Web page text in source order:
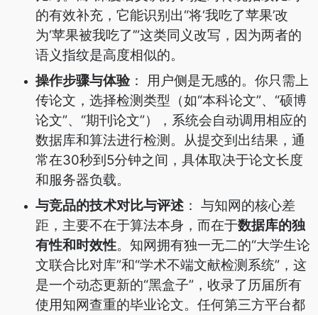
的有效补充，它能识别出“将‘我吃了苹果’改
为‘苹果被我吃了’”这类同义改写，因为两者的
语义指纹是高度相似的。
操作步骤与体验： 用户侧是无感的。你只需上
传论文，选择检测类型（如“本科论文”、“硕博
论文”、“期刊论文”），系统会自动调用相应的
数据库和算法进行检测。从提交到出结果，通
常在30秒到5分钟之间，具体取决于论文长度
和服务器负载。
与竞品的技术对比与评述 ： 与知网的核心差
距，主要不在于算法本身，而在于数据库的独
有性和时效性。知网拥有独一无二的“大学生论
文联合比对库”和“学术不端文献检测系统”，这
是一个动态更新的“黑盒子”，收录了历届所有
使用知网查重的毕业论文。任何第三方平台都